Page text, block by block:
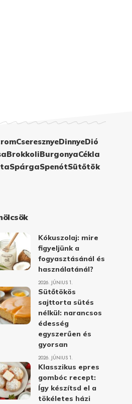
CseresznyeDinnyeDió
BrokkoliBurgonyaCékla
SpárgaSpenótSütőtök
Kókuszolaj: mire
figyeljünk a
fogyasztásánál és
használatánál?
2026. JÚNIUS 1.
Sütőtökös
sajttorta sütés
nélkül: narancsos
édesség
egyszerűen és
gyorsan
2026. JÚNIUS 1.
Klasszikus epres
gombóc recept:
Így készítsd el a
tökéletes házi